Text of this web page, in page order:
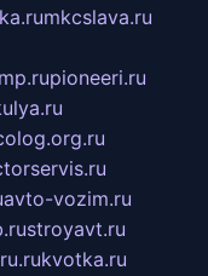
mkcslava.ru
pioneeri.ru
avto-vozim.ru
stroyavt.ru
kvotka.ru